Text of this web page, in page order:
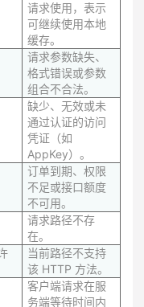
请求使用，表示
可继续使用本地
缓存。
请求参数缺失、
格式错误或参数
组合不合法。
缺少、无效或未
通过认证的访问
凭证（如
AppKey）。
订单到期、权限
不足或接口额度
不可用。
请求路径不存
在。
当前路径不支持
该 HTTP 方法。
客户端请求在服
务端等待时间内